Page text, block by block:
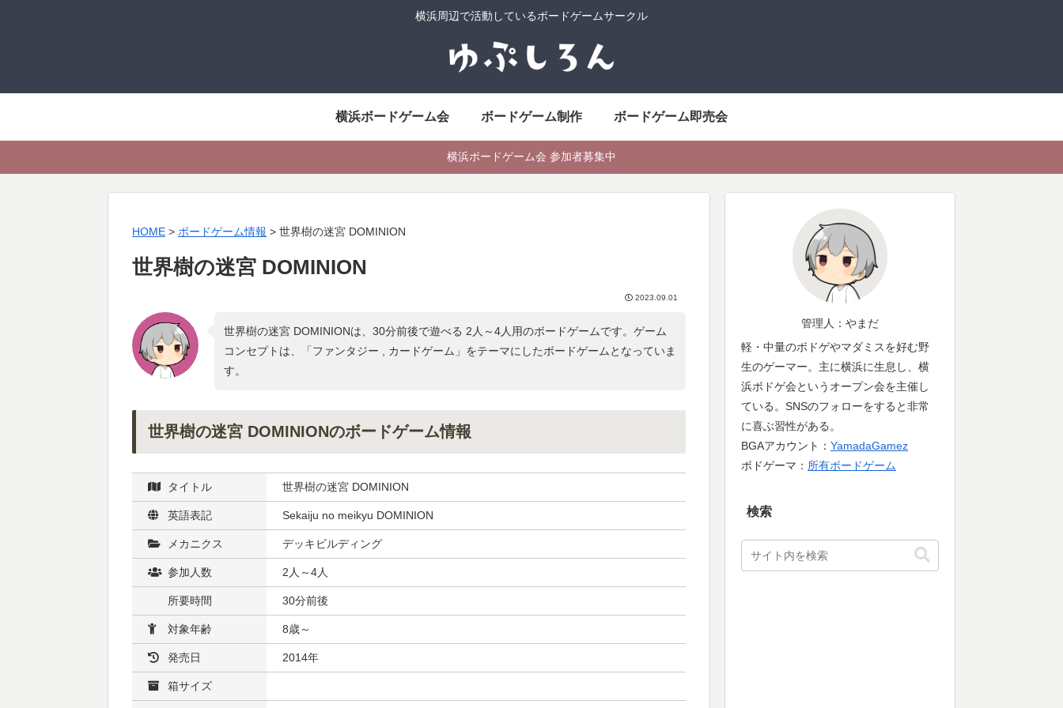
横浜周辺で活動しているボードゲームサークル
横浜ボードゲーム会 ボードゲーム制作 ボードゲーム即売会
横浜ボードゲーム会 参加者募集中
HOME > ボードゲーム情報 > 世界樹の迷宮 DOMINION
世界樹の迷宮 DOMINION
2023.09.01
世界樹の迷宮 DOMINIONは、30分前後で遊べる 2人～4人用のボードゲームです。ゲーム
コンセプトは、「ファンタジー , カードゲーム 」をテーマにしたボードゲームとなっていま
す。
世界樹の迷宮 DOMINIONのボードゲーム情報
タイトル 世界樹の迷宮 DOMINION
英語表記 Sekaiju no meikyu DOMINION
メカニクス デッキビルディング
参加人数 2人～4人
所要時間 30分前後
対象年齢 8歳～
発売日 2014年
箱サイズ
管理人：やまだ
軽・中量のボドゲやマダミスを好む野
生のゲーマー。主に横浜に生息し、横
浜ボドゲ会というオープン会を主催し
ている。SNSのフォローをすると非常
に喜ぶ習性がある。
BGAアカウント： YamadaGamez
ボドゲーマ： 所有ボードゲーム
検索